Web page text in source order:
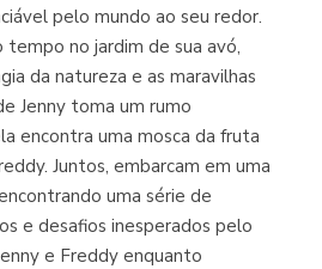
pelo mundo ao seu redor.
tempo no jardim de sua avó,
da natureza e as maravilhas
Jenny toma um rumo
encontra uma mosca da fruta
Juntos, embarcam em uma
uma série de
e desafios inesperados pelo
e Freddy enquanto